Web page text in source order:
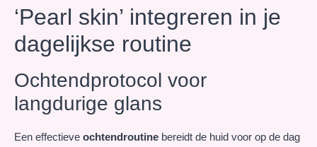
‘Pearl skin’ integreren in je
dagelijkse routine
Ochtendprotocol voor
langdurige glans
Een effectieve ochtendroutine bereidt de huid voor op de dag